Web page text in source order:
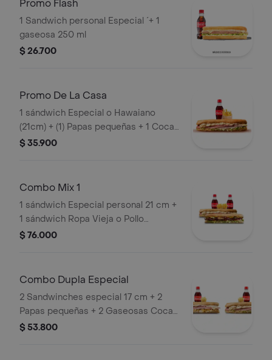
Promo Flash
1 Sandwich personal Especial ´+ 1
gaseosa 250 ml
$ 26.700
Promo De La Casa
1 sándwich Especial o Hawaiano
(21cm) + (1) Papas pequeñas + 1 Coca
Cola 250ml
$ 35.900
Combo Mix 1
1 sándwich Especial personal 21 cm +
1 sándwich Ropa Vieja o Pollo
personal 21 cm+ 2 limonadas de 16 oz
$ 76.000
Combo Dupla Especial
2 Sandwinches especial 17 cm + 2
Papas pequeñas + 2 Gaseosas Coca
Cola 400ml.
$ 53.800